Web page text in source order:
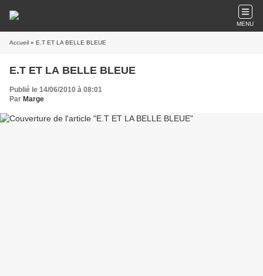
MENU
Accueil » E.T ET LA BELLE BLEUE
E.T ET LA BELLE BLEUE
Publié le 14/06/2010 à 08:01
Par Marge